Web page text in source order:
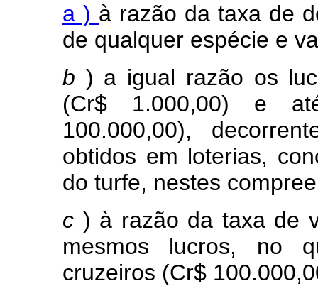
a ) à razão da taxa de
de qualquer espécie e
b ) a igual razão os
(Cr$ 1.000,00) e
100.000,00),
obtidos em loterias,
do turfe, nestes
c ) à razão da taxa de
mesmos lucros, no
cruzeiros (Cr$